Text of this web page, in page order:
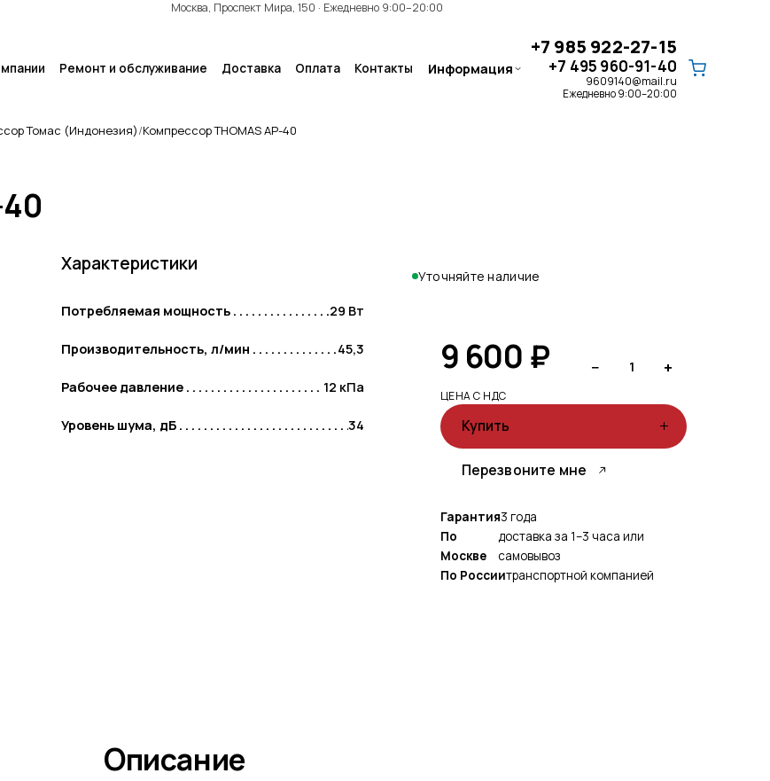
Москва, Проспект Мира, 150 · Ежедневно 9:00–20:00
Выгодные комплекты
КОМПЛЕКТЫ HIBLOW+MATALA
Хиты продаж
Клапаны для септика
РАСПРЕДЕЛИТЕЛЬНЫЙ КЛАПАН ·
Ремонт и обслуживание Доставка Оплата Контакты Информация
+7 985 922-27-15
+7 495 960-91-40
9609140@mail.ru
Ежедневно 9:00–20:00
Томас (Индонезия) Компрессор THOMAS AP-40
Характеристики
Потребляемая мощность 29 Вт
Производительность, л/мин 45,3
Рабочее давление 12 кПа
Уровень шума, дБ 34
Уточняйте наличие
9 600 ₽
ЦЕНА С НДС
− 1 +
Купить
Перезвоните мне
Гарантия3 года
По
Москве
доставка за 1–3 часа или
самовывоз
По Россиитранспортной компанией
Описание